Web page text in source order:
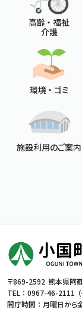
高齢 ・ 福祉
介護
環境 ・ ゴミ
施設利用のご案内
〒869-2592 熊本県阿
TEL ： 0967-46-2111
開庁時間 ： 月曜日から